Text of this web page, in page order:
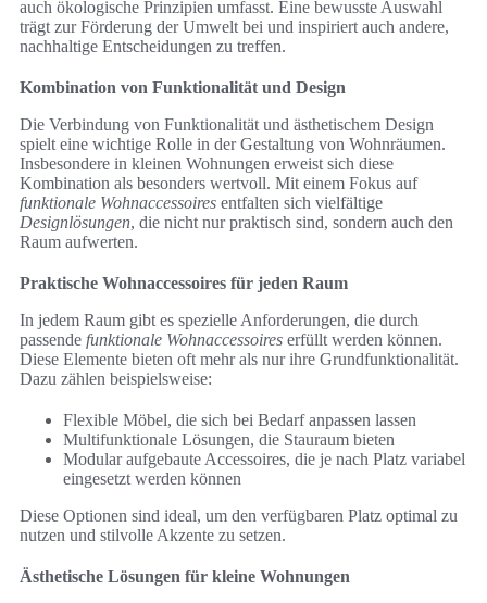
auch ökologische Prinzipien umfasst. Eine bewusste Auswahl
trägt zur Förderung der Umwelt bei und inspiriert auch andere,
nachhaltige Entscheidungen zu treffen.
Kombination von Funktionalität und Design
Die Verbindung von Funktionalität und ästhetischem Design
spielt eine wichtige Rolle in der Gestaltung von Wohnräumen.
Insbesondere in kleinen Wohnungen erweist sich diese
Kombination als besonders wertvoll. Mit einem Fokus auf
funktionale Wohnaccessoires entfalten sich vielfältige
Designlösungen, die nicht nur praktisch sind, sondern auch den
Raum aufwerten.
Praktische Wohnaccessoires für jeden Raum
In jedem Raum gibt es spezielle Anforderungen, die durch
passende funktionale Wohnaccessoires erfüllt werden können.
Diese Elemente bieten oft mehr als nur ihre Grundfunktionalität.
Dazu zählen beispielsweise:
Flexible Möbel, die sich bei Bedarf anpassen lassen
Multifunktionale Lösungen, die Stauraum bieten
Modular aufgebaute Accessoires, die je nach Platz variabel
eingesetzt werden können
Diese Optionen sind ideal, um den verfügbaren Platz optimal zu
nutzen und stilvolle Akzente zu setzen.
Ästhetische Lösungen für kleine Wohnungen